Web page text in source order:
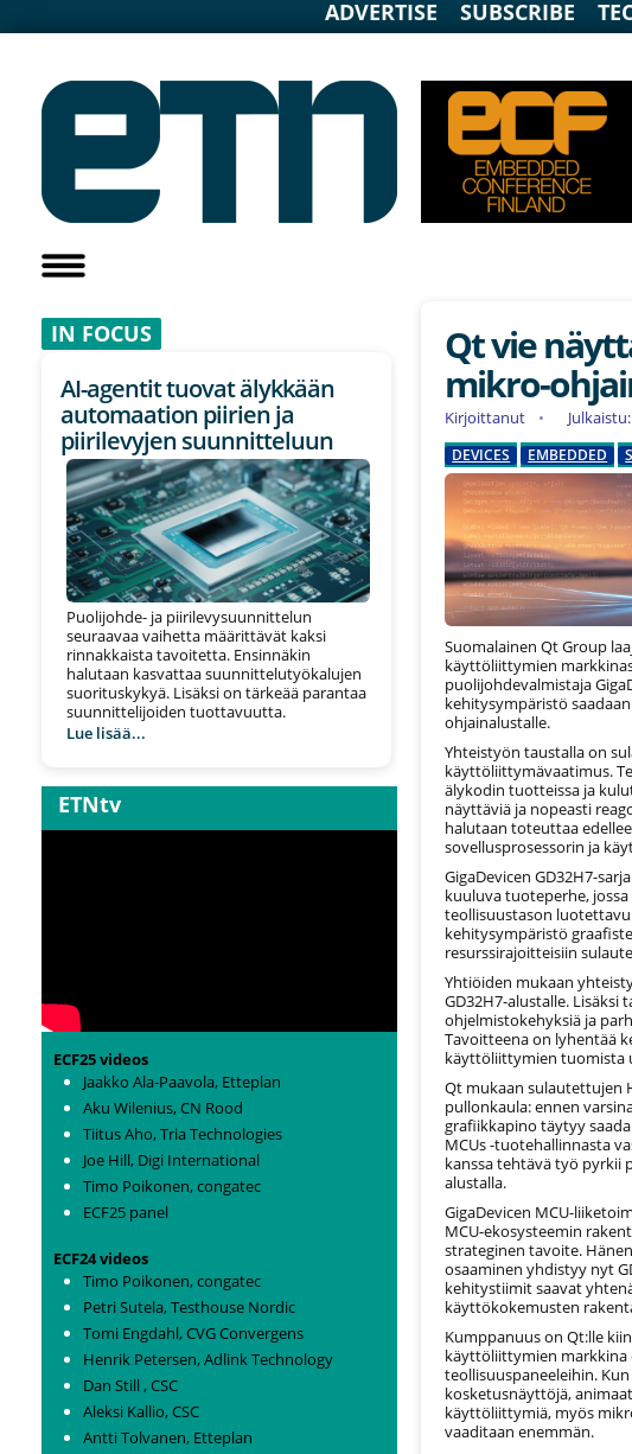
ADVERTISE SUBSCRIBE
IN FOCUS
AI-agentit tuovat älykkään
automaation piirien ja
piirilevyjen suunnitteluun
Puolijohde- ja piirilevysuunnittelun
seuraavaa vaihetta määrittävät kaksi
rinnakkaista tavoitetta. Ensinnäkin
halutaan kasvattaa suunnittelutyökalujen
suorituskykyä. Lisäksi on tärkeää parantaa
suunnittelijoiden tuottavuutta.
Lue lisää...
ETNtv
ECF25 videos
Jaakko Ala-Paavola, Etteplan
Aku Wilenius, CN Rood
Tiitus Aho, Tria Technologies
Joe Hill, Digi International
Timo Poikonen, congatec
ECF25 panel
ECF24 videos
Timo Poikonen, congatec
Petri Sutela, Testhouse Nordic
Tomi Engdahl, CVG Convergens
Henrik Petersen, Adlink Technology
Dan Still , CSC
Aleksi Kallio, CSC
Antti Tolvanen, Etteplan
Qt vie
mikro-
Kirjoittanut
DEVICES EMBEDDED
Suomalainen Qt Group
käyttöliittymien
puolijohdevalmistaja
kehitysympäristö
ohjainalustalle.
Yhteistyön taustalla on
käyttöliittymävaatimus.
älykodin tuotteissa ja
näyttäviä ja nopeasti
halutaan toteuttaa
sovellusprosessorin ja
GigaDevicen GD32H7-
kuuluva tuoteperhe,
teollisuustason
kehitysympäristö
resurssirajoitteisiin
Yhtiöiden mukaan
GD32H7-alustalle.
ohjelmistokehyksiä ja
Tavoitteena on lyhentää
käyttöliittymien tuomista
Qt mukaan sulautettujen
pullonkaula: ennen
grafiikkapino täytyy
MCUs -tuotehallinnasta
kanssa tehtävä työ pyrkii
alustalla.
GigaDevicen MCU-
MCU-ekosysteemin
strateginen tavoite.
osaaminen yhdistyy nyt
kehitystiimit saavat
käyttökokemusten
Kumppanuus on Qt:lle
käyttöliittymien markkina
teollisuuspaneeleihin.
kosketusnäyttöjä,
käyttöliittymiä, myös
vaaditaan enemmän.